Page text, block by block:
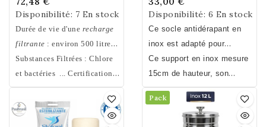
Disponibilité: 7 En stock
Durée de vie d'une recharge
filtrante : environ 500 litres.
Il est conseillé de changer la
recharge filtrante tous les 4 à
6 mois selon la dureté de
l'eau. Sans Bisphénol A, S, F.
Biodégradable.
Substances Filtrées : Chlore
et bactéries ... Certification
NSF ®
Disponibilité: 6 En stock
Ce socle antidérapant en
inox est adapté pour
recevoir les fontaines
filtrantes à eau en inox de
12L PAUBRASIL. Il peut
également servir de support
pour d'autres marques de
Ce support en inox mesure
15cm de hauteur, son
diamètre intérieur est de
23.5cm.
Pack